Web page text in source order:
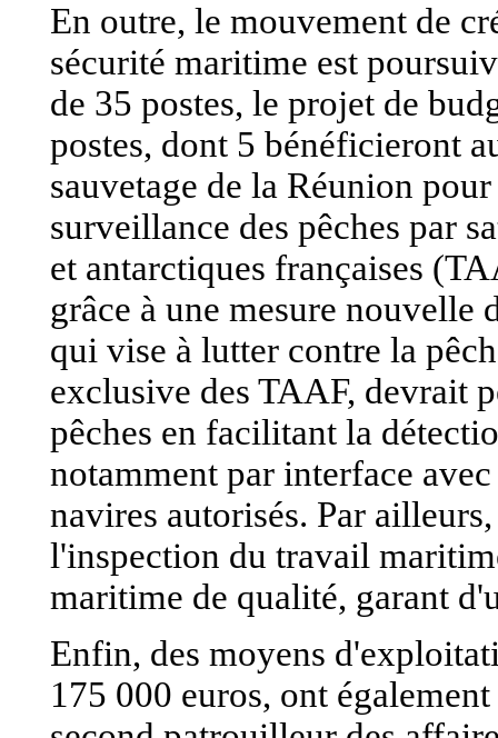
En outre, le mouvement de
sécurité maritime est
de 35 postes, le projet de
postes, dont 5 bénéficieront
sauvetage de la Réunion
surveillance des pêches par
et antarctiques françaises
grâce à une mesure nouvelle
qui vise à lutter contre la
exclusive des TAAF, devrait
pêches en facilitant la
notamment par interface
navires autorisés. Par
l'inspection du travail
maritime de qualité, garant
Enfin, des moyens
175 000 euros, ont